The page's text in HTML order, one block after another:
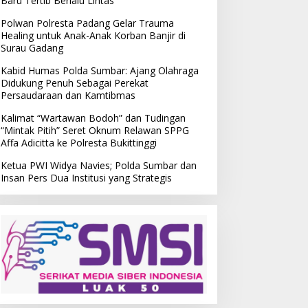
Polwan Polresta Padang Gelar Trauma
Healing untuk Anak-Anak Korban Banjir di
Surau Gadang
Kabid Humas Polda Sumbar: Ajang Olahraga
Didukung Penuh Sebagai Perekat
Persaudaraan dan Kamtibmas
Kalimat “Wartawan Bodoh” dan Tudingan
“Mintak Pitih” Seret Oknum Relawan SPPG
Affa Adicitta ke Polresta Bukittinggi
Ketua PWI Widya Navies; Polda Sumbar dan
Insan Pers Dua Institusi yang Strategis